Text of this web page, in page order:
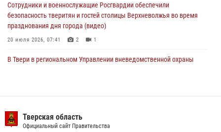
Сотрудники и военнослужащие Росгвардии обеспечили
безопасность тверитян и гостей столицы Верхневолжья во время
празднования дня города (видео)
20 июля 2026, 07:41 2 1
В Твери в региональном Управлении вневедомственной охраны
10 июля 2026, 08:44 1
Тверская область
Официальный сайт Правительства